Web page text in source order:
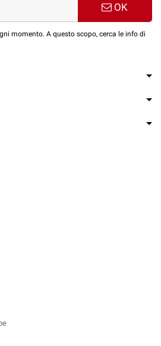
OK
momento. A questo scopo, cerca le info di